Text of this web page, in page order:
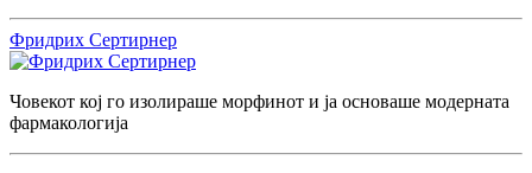
Фридрих Сертирнер
Човекот кој го изолираше морфинот и ја основаше модерната
фармакологија